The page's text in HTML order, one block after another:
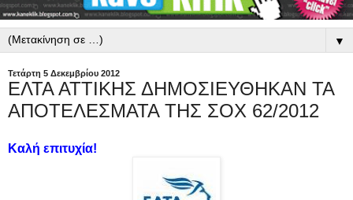
▼
Τετάρτη 5 Δεκεμβρίου 2012
ΕΛΤΑ ΑΤΤΙΚΗΣ ΔΗΜΟΣΙΕΥΘΗΚΑΝ ΤΑ
ΑΠΟΤΕΛΕΣΜΑΤΑ ΤΗΣ ΣΟΧ 62/2012
Καλή επιτυχία!